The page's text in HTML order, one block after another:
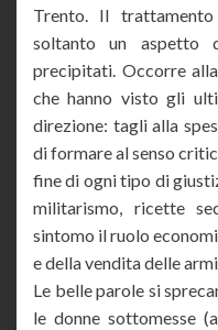
Trento. Il
soltanto un aspetto
precipitati. Occorre
che hanno visto gli
direzione: tagli alla
di formare al senso
fine di ogni tipo di
militarismo, ricette
sintomo il ruolo
e della vendita delle
Le belle parole si
le donne sottomesse